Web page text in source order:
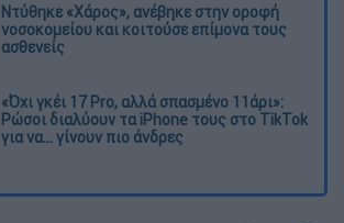
Ντύθηκε «Χάρος», ανέβηκε στην οροφή
νοσοκομείου και κοιτούσε επίμονα τους
ασθενείς
«Όχι γκέι 17 Pro, αλλά σπασμένο 11άρι»:
Ρώσοι διαλύουν τα iPhone τους στο TikTok
για να... γίνουν πιο άνδρες